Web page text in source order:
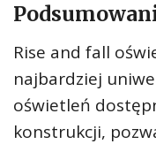
Rise and fall
najbardziej
oświetleń
konstrukcji,